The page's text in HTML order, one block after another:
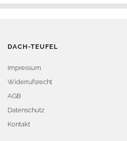
DACH-TEUFEL
Impressum
Widerrufsrecht
AGB
Datenschutz
Kontakt